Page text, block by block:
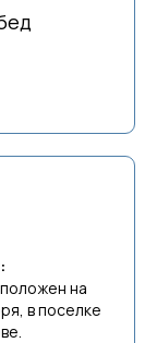
на
в поселке